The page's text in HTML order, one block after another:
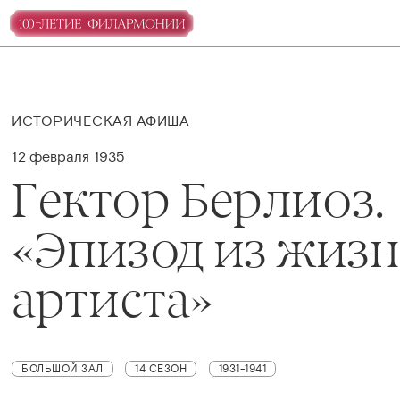
ИСТОРИЧЕСКАЯ АФИША
12 февраля 1935
Гектор Берлиоз.
«Эпизод из
артиста»
БОЛЬШОЙ ЗАЛ 14 СЕЗОН 1931-1941